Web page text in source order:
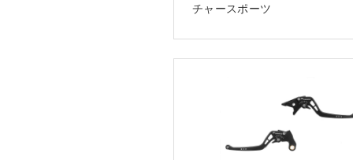
チャースポーツ